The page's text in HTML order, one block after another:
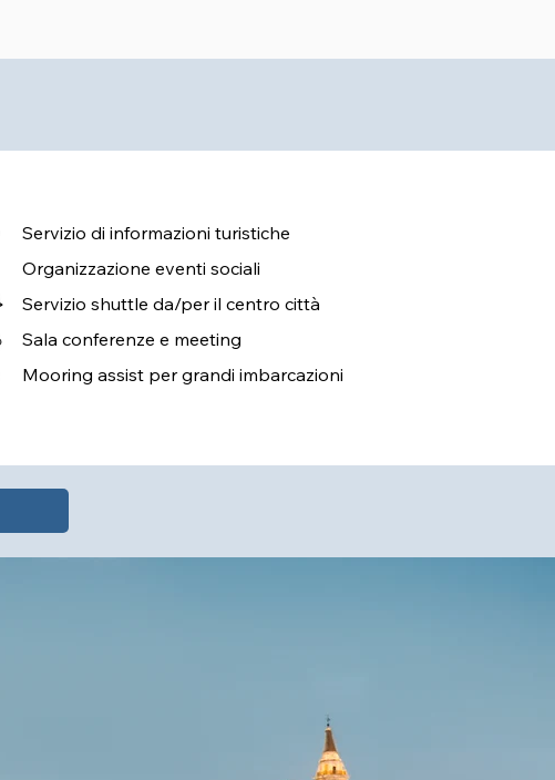
Servizio di informazioni turistiche
Organizzazione eventi sociali
Servizio shuttle da/per il centro città
Sala conferenze e meeting
Mooring assist per grandi imbarcazioni